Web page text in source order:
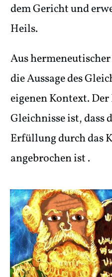
dem Gericht und
Heils.
Aus
die Aussage des
eigenen Kontext.
Gleichnisse ist, dass
Erfüllung durch das
angebrochen ist .